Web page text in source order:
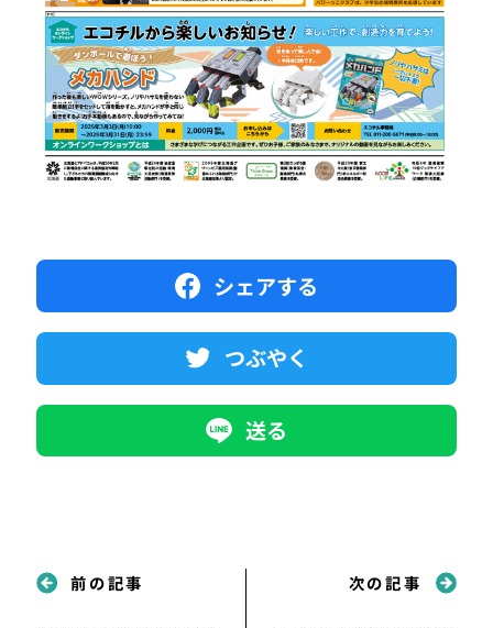
シェアする
つぶやく
送る
前の記事 次の記事